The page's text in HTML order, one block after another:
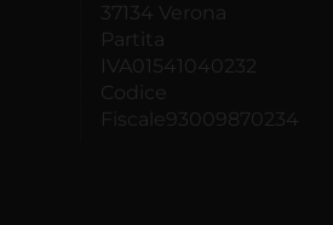
37134 Verona
Partita
IVA01541040232
Codice
Fiscale93009870234